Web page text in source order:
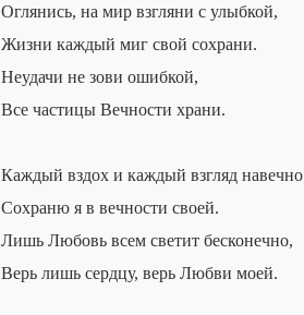
Оглянись, на мир взгляни с улыбкой,
Жизни каждый миг свой сохрани.
Неудачи не зови ошибкой,
Все частицы Вечности храни.
Каждый вздох и каждый взгляд навечно
Сохраню я в вечности своей.
Лишь Любовь всем светит бесконечно,
Верь лишь сердцу, верь Любви моей.